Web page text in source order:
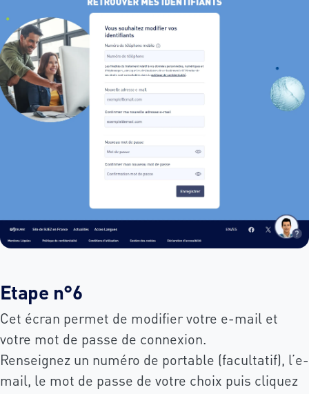
Etape n°6
Cet écran permet de modifier votre e-mail et
votre mot de passe de connexion.
Renseignez un numéro de portable (facultatif), l’e-
mail, le mot de passe de votre choix puis cliquez